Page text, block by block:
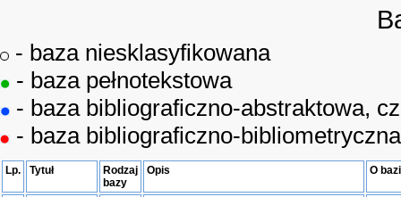
- baza niesklasyfikowana
- baza pełnotekstowa
- baza bibliograficzno-abstraktowa,
- baza bibliograficzno-
Lp. Tytuł
Rodzaj
bazy
Opis O